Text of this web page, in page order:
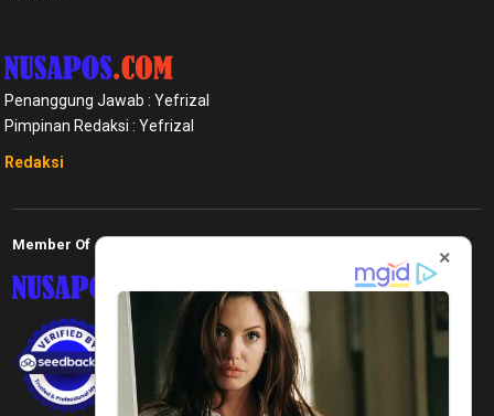
Penanggung Jawab : Yefrizal
Pimpinan Redaksi : Yefrizal
Redaksi
Member Of
×